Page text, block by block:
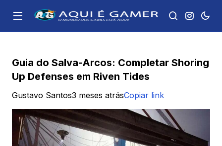
Guia do Salva-Arcos: Completar Shoring
Up Defenses em Riven Tides
Gustavo Santos3 meses atrásCopiar link